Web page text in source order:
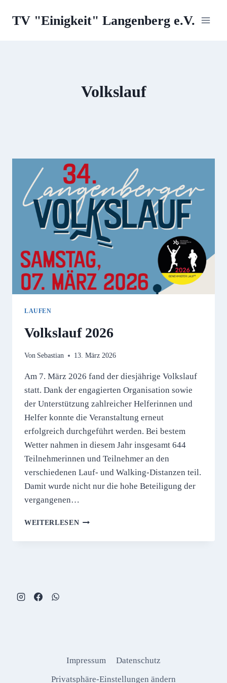
InhaltTV "Einigkeit" Langenberg e.V.
Volkslauf
LAUFEN
Volkslauf 2026
Von Sebastian 13. März 2026
Am 7. März 2026 fand der diesjährige Volkslauf
statt. Dank der engagierten Organisation sowie
der Unterstützung zahlreicher Helferinnen und
Helfer konnte die Veranstaltung erneut
erfolgreich durchgeführt werden. Bei bestem
Wetter nahmen in diesem Jahr insgesamt 644
Teilnehmerinnen und Teilnehmer an den
verschiedenen Lauf- und Walking-Distanzen teil.
Damit wurde nicht nur die hohe Beteiligung der
vergangenen…
WEITERLESENVOLKSLAUF
Impressum
Datenschutz
Privatsphäre-Einstellungen ändern